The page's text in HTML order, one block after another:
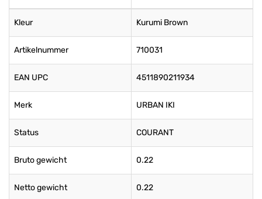
Kleur Kurumi Brown
Artikelnummer 710031
EAN UPC 4511890211934
Merk URBAN IKI
Status COURANT
Bruto gewicht 0.22
Netto gewicht 0.22